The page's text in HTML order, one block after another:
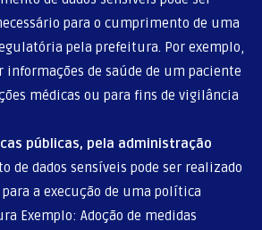
para o cumprimento de uma
pela prefeitura. Por exemplo,
informações de saúde de um paciente
médicas ou para fins de vigilância
públicas, pela administração
de dados sensíveis pode ser realizado
a execução de uma política
Exemplo: Adoção de medidas